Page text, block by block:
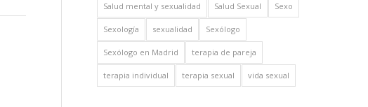
Salud mental y sexualidad Salud Sexual Sexo
Sexología sexualidad Sexólogo
Sexólogo en Madrid terapia de pareja
terapia individual terapia sexual vida sexual